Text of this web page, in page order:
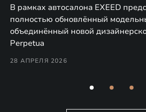
В рамках автосалона EXEED
полностью обновлённый
объединённый новой
Perpetua
28 АПРЕЛЯ 2026